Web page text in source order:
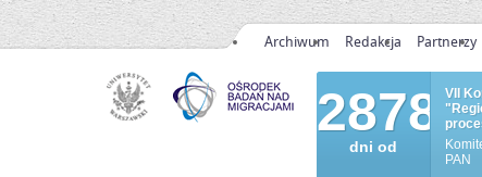
Archiwum Redakcja Partnerzy
2878
dni od
VII
PAN